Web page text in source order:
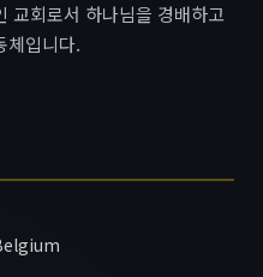
교회로서 하나님을 경배하고
체입니다.